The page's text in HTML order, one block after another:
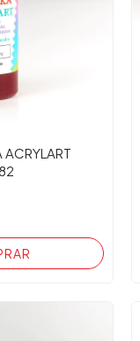
ACRYLART